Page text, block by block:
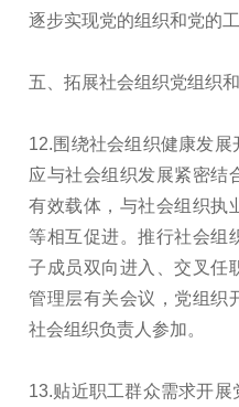
逐步实现党的组织和党的
五、拓展社会组织党组织
12.围绕社会组织健康发
应与社会组织发展紧密结
有效载体，与社会组织执
等相互促进。推行社会组
子成员双向进入、交叉任
管理层有关会议，党组织
社会组织负责人参加。
13.贴近职工群众需求开